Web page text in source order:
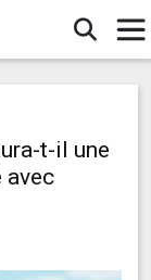
t-il une
avec